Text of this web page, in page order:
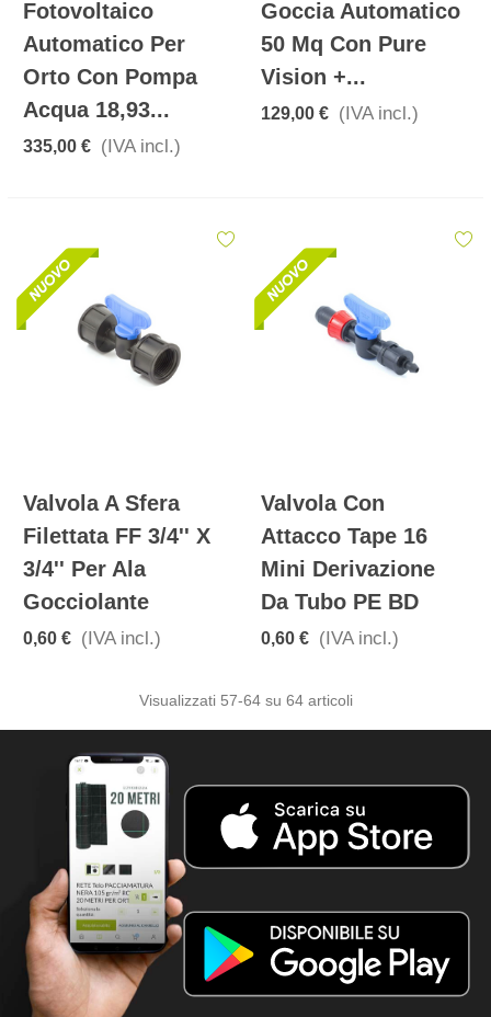
Fotovoltaico
Automatico Per
Orto Con Pompa
Acqua 18,93...
335,00 € (IVA incl.)
Goccia Automatico
50 Mq Con Pure
Vision +...
129,00 € (IVA incl.)
Valvola A Sfera
Filettata FF 3/4'' X
3/4'' Per Ala
Gocciolante
0,60 € (IVA incl.)
Valvola Con
Attacco Tape 16
Mini Derivazione
Da Tubo PE BD
0,60 € (IVA incl.)
Visualizzati 57-64 su 64 articoli